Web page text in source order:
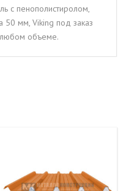
с пенополистиролом,
мм, Viking под заказ
объеме.